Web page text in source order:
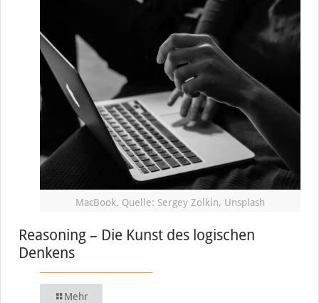
MacBook, Quelle: Sergey Zolkin, Unsplash
Reasoning – Die Kunst des logischen
Denkens
Mehr